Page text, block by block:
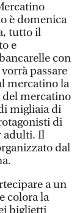
è domenica
tutto il
e
con
passare
mercatino la
del mercatino
migliaia di
di
adulti. Il
dal
a un
colora la
biglietti